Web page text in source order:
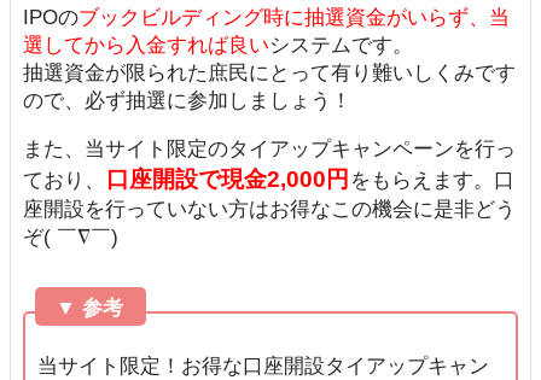
IPOのブックビルディング時に抽選資金がいらず、当
選してから入金すれば良いシステムです。
抽選資金が限られた庶民にとって有り難いしくみです
ので、必ず抽選に参加しましょう！
また、当サイト限定のタイアップキャンペーンを行っ
ており、
口座開設で現金2,000円 をもらえます。口
座開設を行っていない方はお得なこの機会に是非どう
ぞ( ￣∇￣)
▼ 参考
当サイト限定！お得な口座開設タイアップキャン